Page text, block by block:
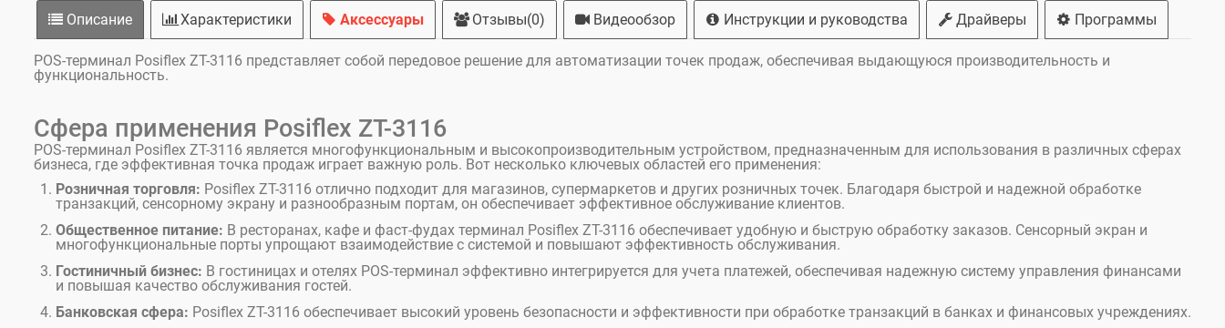
Описание Характеристики Аксессуары Отзывы(0) Видеообзор Инструкции и руководства Драйверы Программы
POS-терминал Posiflex ZT-3116 представляет собой передовое решение для автоматизации точек продаж, обеспечивая выдающуюся производительность и
функциональность.
Сфера применения Posiflex ZT-3116
POS-терминал Posiflex ZT-3116 является многофункциональным и высокопроизводительным устройством, предназначенным для использования в различных сферах
бизнеса, где эффективная точка продаж играет важную роль. Вот несколько ключевых областей его применения:
Розничная торговля: Posiflex ZT-3116 отлично подходит для магазинов, супермаркетов и других розничных точек. Благодаря быстрой и надежной обработке
транзакций, сенсорному экрану и разнообразным портам, он обеспечивает эффективное обслуживание клиентов.
Общественное питание: В ресторанах, кафе и фаст-фудах терминал Posiflex ZT-3116 обеспечивает удобную и быструю обработку заказов. Сенсорный экран и
многофункциональные порты упрощают взаимодействие с системой и повышают эффективность обслуживания.
Гостиничный бизнес: В гостиницах и отелях POS-терминал эффективно интегрируется для учета платежей, обеспечивая надежную систему управления финансами
и повышая качество обслуживания гостей.
Банковская сфера: Posiflex ZT-3116 обеспечивает высокий уровень безопасности и эффективности при обработке транзакций в банках и финансовых учреждениях.